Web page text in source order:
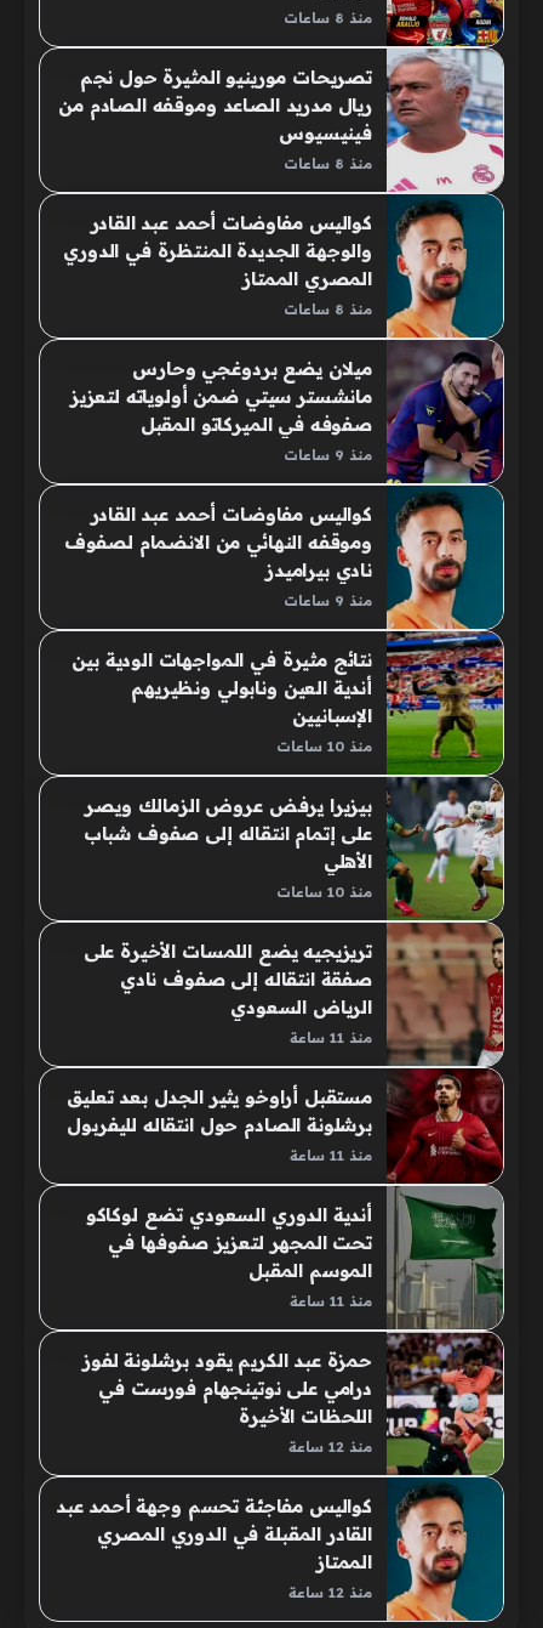
منذ 8 ساعات
تصريحات مورينيو المثيرة حول نجم
ريال مدريد الصاعد وموقفه الصادم من
فينيسيوس
منذ 8 ساعات
كواليس مفاوضات أحمد عبد القادر
والوجهة الجديدة المنتظرة في الدوري
المصري الممتاز
منذ 8 ساعات
ميلان يضع بردوغجي وحارس
مانشستر سيتي ضمن أولوياته لتعزيز
صفوفه في الميركاتو المقبل
منذ 9 ساعات
كواليس مفاوضات أحمد عبد القادر
وموقفه النهائي من الانضمام لصفوف
نادي بيراميدز
منذ 9 ساعات
نتائج مثيرة في المواجهات الودية بين
أندية العين ونابولي ونظيريهم
الإسبانيين
منذ 10 ساعات
بيزيرا يرفض عروض الزمالك ويصر
على إتمام انتقاله إلى صفوف شباب
الأهلي
منذ 10 ساعات
تريزيجيه يضع اللمسات الأخيرة على
صفقة انتقاله إلى صفوف نادي
الرياض السعودي
منذ 11 ساعة
مستقبل أراوخو يثير الجدل بعد تعليق
برشلونة الصادم حول انتقاله لليفربول
منذ 11 ساعة
أندية الدوري السعودي تضع لوكاكو
تحت المجهر لتعزيز صفوفها في
الموسم المقبل
منذ 11 ساعة
حمزة عبد الكريم يقود برشلونة لفوز
درامي على نوتينجهام فورست في
اللحظات الأخيرة
منذ 12 ساعة
كواليس مفاجئة تحسم وجهة أحمد عبد
القادر المقبلة في الدوري المصري
الممتاز
منذ 12 ساعة